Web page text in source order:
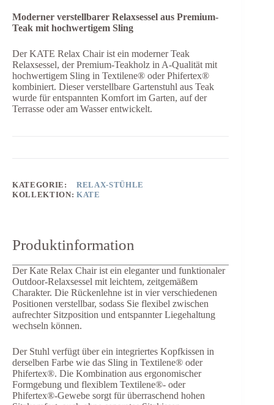
Moderner verstellbarer Relaxsessel aus Premium-
Teak mit hochwertigem Sling
Der KATE Relax Chair ist ein moderner Teak
Relaxsessel, der Premium-Teakholz in A-Qualität mit
hochwertigem Sling in Textilene® oder Phifertex®
kombiniert. Dieser verstellbare Gartenstuhl aus Teak
wurde für entspannten Komfort im Garten, auf der
Terrasse oder am Wasser entwickelt.
KATEGORIE:
RELAX-STÜHLE
KOLLEKTION: KATE
Produktinformation
Der Kate Relax Chair ist ein eleganter und funktionaler
Outdoor-Relaxsessel mit leichtem, zeitgemäßem
Charakter. Die Rückenlehne ist in vier verschiedenen
Positionen verstellbar, sodass Sie flexibel zwischen
aufrechter Sitzposition und entspannter Liegehaltung
wechseln können.
Der Stuhl verfügt über ein integriertes Kopfkissen in
derselben Farbe wie das Sling in Textilene® oder
Phifertex®. Die Kombination aus ergonomischer
Formgebung und flexiblem Textilene®- oder
Phifertex®-Gewebe sorgt für überraschend hohen